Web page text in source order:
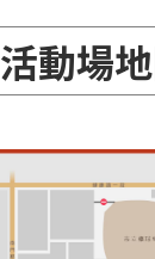
活動場